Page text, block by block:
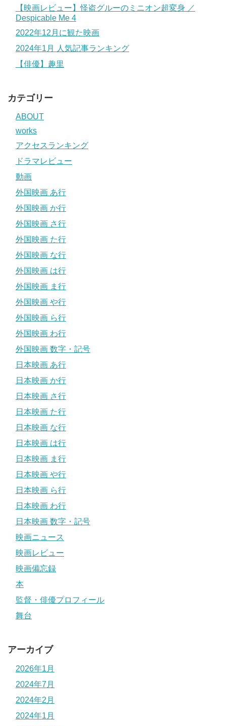
【映画レビュー】怪盗グルーのミニオン超変身 ／
Despicable Me 4
2022年12月に観た映画
2024年1月 人気記事ランキング
【俳優】趣里
カテゴリー
ABOUT
works
アクセスランキング
ドラマレビュー
動画
外国映画 あ行
外国映画 か行
外国映画 さ行
外国映画 た行
外国映画 な行
外国映画 は行
外国映画 ま行
外国映画 や行
外国映画 ら行
外国映画 わ行
外国映画 数字・記号
日本映画 あ行
日本映画 か行
日本映画 さ行
日本映画 た行
日本映画 な行
日本映画 は行
日本映画 ま行
日本映画 や行
日本映画 ら行
日本映画 わ行
日本映画 数字・記号
映画ニュース
映画レビュー
映画備忘録
本
監督・俳優プロフィール
舞台
アーカイブ
2026年1月
2024年7月
2024年2月
2024年1月